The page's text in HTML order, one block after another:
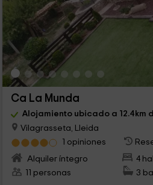
Ca La Munda
Alojamiento ubicado a 12.4km
Vilagrasseta, Lleida
1 opiniones
Alquiler íntegro
4
11 personas
3